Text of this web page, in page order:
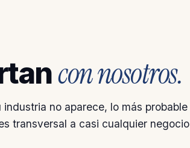
con nosotros.
no aparece, lo más probable
transversal a casi cualquier negocio